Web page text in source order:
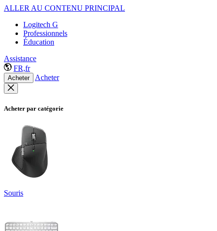
ALLER AU CONTENU PRINCIPAL
Logitech G
Professionnels
Éducation
Assistance
FR,fr
Acheter Acheter
Acheter par catégorie
Souris